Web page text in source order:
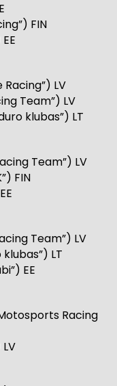
FIN
LV
Team”) LV
klubas”) LT
Team”) LV
FIN
Team”) LV
LT
EE
Racing